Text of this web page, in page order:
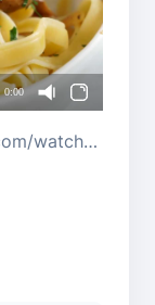
0:00
Источник: https://www.youtube.com/watch?v=5nGg68FnbM4